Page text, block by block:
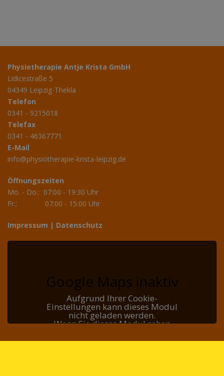
Physiotherapie Antje Krista GmbH
Lidicestraße 5
04349 Leipzig-Thekla
Telefon
0341 - 9215018
Telefax
0341 - 46367771
E-Mail
info@physiotherapie-krista-leipzig.de
Öffnungszeiten
Mo. - Do.: 07:00 - 19:30 Uhr
Fr.: 07:00 - 15:00 Uhr
Impressum | Datenschutz
Google Maps inaktiv
Aufgrund Ihrer Cookie-
Einstellungen kann dieses Modul
nicht geladen werden.
Wenn Sie dieses Modul sehen
Cookie-Einstellungen entsprechend